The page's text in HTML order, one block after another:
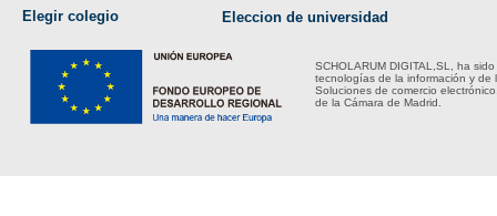
Elegir colegio Eleccion de universidad
SCHOLARUM DIGITAL,SL, ha
tecnologías de la información y de
Soluciones de comercio
de la Cámara de Madrid.